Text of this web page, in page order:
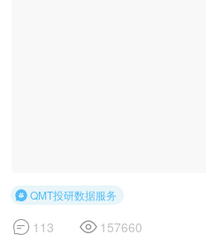
QMT投研数据服务
 113  157660